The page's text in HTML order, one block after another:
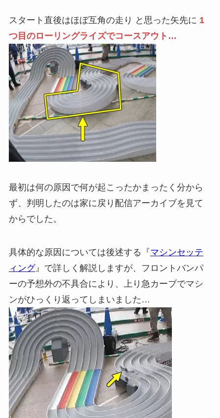
スタート直後はほぼ互角の走り と思った矢先に 1
つ目のローリングライズでコースアウト…
最初は何の原因で何が起こったかまったく分から
ず、判明したのは家に戻り配信アーカイブを見て
からでした。
具体的な原因については後述する『マシンセッテ
ィング』で詳しく解説しますが、フロントバンパ
ーの予想外の不具合により、上り急カーブでマシ
ンがひっくり返ってしまいました…